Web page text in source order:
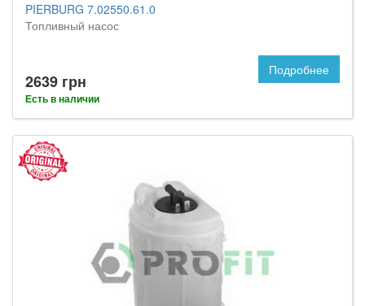
PIERBURG 7.02550.61.0
Топливный насос
2639 грн
Есть в наличии
Подробнее